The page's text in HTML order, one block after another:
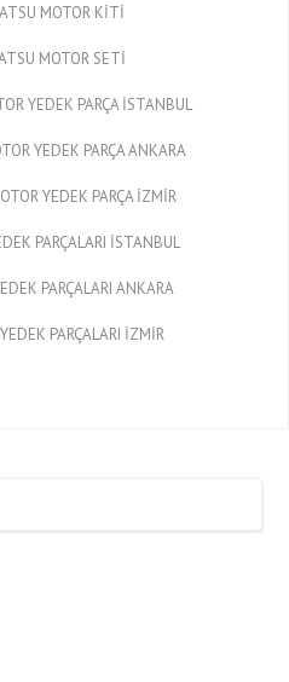
MOTOR KİTİ
MOTOR SETİ
YEDEK PARÇA İSTANBUL
YEDEK PARÇA ANKARA
YEDEK PARÇA İZMİR
PARÇALARI İSTANBUL
PARÇALARI ANKARA
PARÇALARI İZMİR